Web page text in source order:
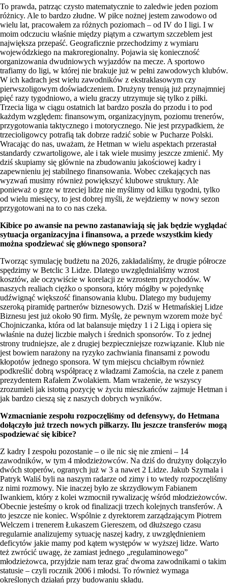
To prawda, patrząc czysto matematycznie to zaledwie jeden poziom
różnicy. Ale to bardzo złudne. W piłce nożnej jestem zawodowo od
wielu lat, pracowałem za różnych poziomach – od IV do I ligi. I w
moim odczuciu właśnie między piątym a czwartym szczeblem jest
największa przepaść. Geograficznie przechodzimy z wymiaru
wojewódzkiego na makroregionalny. Pojawia się konieczność
organizowania dwudniowych wyjazdów na mecze. A sportowo
trafiamy do ligi, w której nie brakuje już w pełni zawodowych klubów.
W ich kadrach jest wielu zawodników z ekstraklasowym czy
pierwszoligowym doświadczeniem. Drużyny trenują już przynajmniej
pięć razy tygodniowo, a wielu graczy utrzymuje się tylko z piłki.
Trzecia liga w ciągu ostatnich lat bardzo poszła do przodu i to pod
każdym względem: finansowym, organizacyjnym, poziomu trenerów,
przygotowania taktycznego i motorycznego. Nie jest przypadkiem, że
trzecioligowcy potrafią tak dobrze radzić sobie w Pucharze Polski.
Wracając do nas, uważam, że Hetman w wielu aspektach przerastał
standardy czwartoligowe, ale i tak wiele musimy jeszcze zmienić. My
dziś skupiamy się głównie na zbudowaniu jakościowej kadry i
zapewnieniu jej stabilnego finansowania. Wobec czekających nas
wyzwań musimy również powiększyć klubowe struktury. Ale
ponieważ o grze w trzeciej lidze nie myślimy od kilku tygodni, tylko
od wielu miesięcy, to jest dobrej myśli, że wejdziemy w nowy sezon
przygotowani na to co nas czeka.
Kibice po awansie na pewno zastanawiają się jak będzie wyglądać
sytuacja organizacyjna i finansowa, a przede wszystkim kiedy
można spodziewać się głównego sponsora?
Tworząc symulację budżetu na 2026, zakładaliśmy, że drugie półrocze
spędzimy w Betclic 3 Lidze. Dlatego uwzględnialiśmy wzrost
kosztów, ale oczywiście w korelacji ze wzrostem przychodów. W
naszych realiach ciężko o sponsora, który mógłby w pojedynkę
udźwignąć większość finansowania klubu. Dlatego my budujemy
szeroką piramidę partnerów biznesowych. Dziś w Hetmańskiej Lidze
Biznesu jest już około 90 firm. Myślę, że pewnym wzorem może być
Chojniczanka, która od lat balansuje między 1 i 2 Ligą i opiera się
właśnie na dużej liczbie małych i średnich sponsorów. To z jednej
strony trudniejsze, ale z drugiej bezpieczniejsze rozwiązanie. Klub nie
jest bowiem narażony na ryzyko zachwiania finansami z powodu
kłopotów jednego sponsora. W tym miejscu chciałbym również
podkreślić dobrą współpracę z władzami Zamościa, na czele z panem
prezydentem Rafałem Zwolakiem. Mam wrażenie, że wszyscy
zrozumieli jak istotną pozycję w życiu mieszkańców zajmuje Hetman i
jak bardzo cieszą się z naszych dobrych wyników.
Wzmacnianie zespołu rozpoczęliśmy od defensywy, do Hetmana
dołączyło już trzech nowych piłkarzy. Ilu jeszcze transferów mogą
spodziewać się kibice?
Z kadry I zespołu pozostanie – o ile nic się nie zmieni – 14
zawodników, w tym 4 młodzieżowców. Na dziś do drużyny dołączyło
dwóch stoperów, ogranych już w 3 a nawet 2 Lidze. Jakub Szymala i
Patryk Waliś byli na naszym radarze od zimy i to wtedy rozpoczęliśmy
z nimi rozmowy. Nie inaczej było ze skrzydłowym Fabianem
Iwankiem, który z kolei wzmocnił rywalizację wśród młodzieżowców.
Obecnie jesteśmy o krok od finalizacji trzech kolejnych transferów. A
to jeszcze nie koniec. Wspólnie z dyrektorem zarządzającym Piotrem
Welczem i trenerem Łukaszem Giereszem, od dłuższego czasu
regularnie analizujemy sytuację naszej kadry, z uwzględnieniem
deficytów jakie mamy pod kątem występów w wyższej lidze. Warto
też zwrócić uwagę, że zamiast jednego „regulaminowego”
młodzieżowca, przyjdzie nam teraz grać dwoma zawodnikami o takim
statusie – czyli rocznik 2006 i młodsi. To również wymaga
określonych działań przy budowaniu składu.